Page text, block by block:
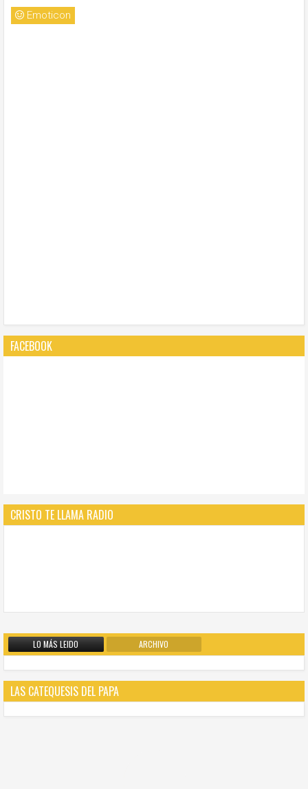
Emoticon
FACEBOOK
CRISTO TE LLAMA RADIO
LO MÁS LEIDO ARCHIVO
LAS CATEQUESIS DEL PAPA